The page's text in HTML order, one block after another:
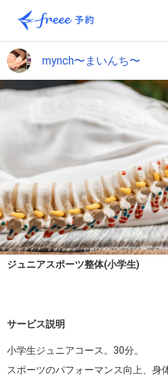
mynch〜まいんち〜
ジュニアスポーツ整体(小学生)
サービス説明
小学生ジュニアコース。30分。
スポーツのパフォーマンス向上、身